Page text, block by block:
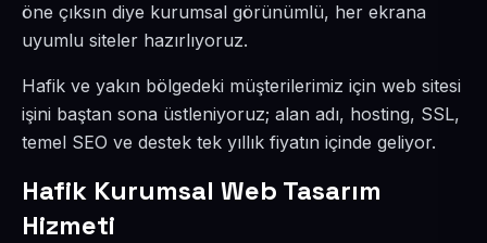
öne çıksın diye kurumsal görünümlü, her ekrana
uyumlu siteler hazırlıyoruz.
Hafik ve yakın bölgedeki müşterilerimiz için web sitesi
işini baştan sona üstleniyoruz; alan adı, hosting, SSL,
temel SEO ve destek tek yıllık fiyatın içinde geliyor.
Hafik Kurumsal Web Tasarım
Hizmeti